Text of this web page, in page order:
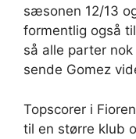
sæsonen 12/13
formentlig også
så alle parter
sende Gomez
Topscorer i
til en større klub